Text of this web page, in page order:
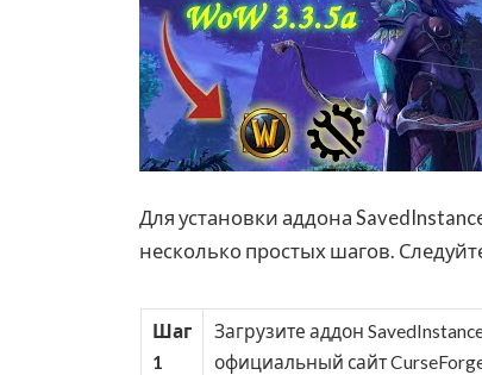
Для установки аддона
несколько простых шагов.
Шаг
1
Загрузите аддон
официальный сайт